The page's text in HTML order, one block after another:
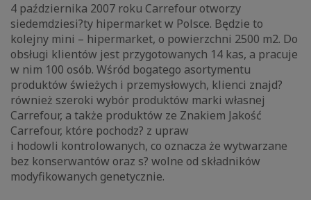
4 października 2007 roku Carrefour otworzy
siedemdziesi?ty hipermarket w Polsce. Będzie to
kolejny mini – hipermarket, o powierzchni 2500 m2. Do
obsługi klientów jest przygotowanych 14 kas, a pracuje
w nim 100 osób. Wśród bogatego asortymentu
produktów świeżych i przemysłowych, klienci znajd?
również szeroki wybór produktów marki własnej
Carrefour, a także produktów ze Znakiem Jakość
Carrefour, które pochodz? z upraw
i hodowli kontrolowanych, co oznacza że wytwarzane
bez konserwantów oraz s? wolne od składników
modyfikowanych genetycznie.